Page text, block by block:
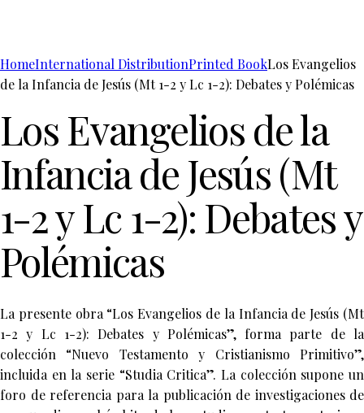
HomeInternational DistributionPrinted BookLos Evangelios
de la Infancia de Jesús (Mt 1-2 y Lc 1-2): Debates y Polémicas
Los Evangelios de la
Infancia de Jesús (Mt
1-2 y Lc 1-2): Debates y
Polémicas
La presente obra “Los Evangelios de la Infancia de Jesús (Mt
1-2 y Lc 1-2): Debates y Polémicas”, forma parte de la
colección “Nuevo Testamento y Cristianismo Primitivo”,
incluida en la serie “Studia Critica”. La colección supone un
foro de referencia para la publicación de investigaciones de